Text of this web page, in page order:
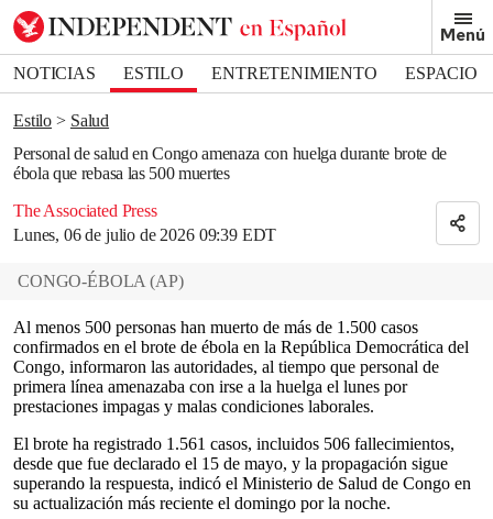
Menú
NOTICIAS ESTILO ENTRETENIMIENTO
ESPACIO
DEPORTES
Estilo
Salud
Personal de salud en Congo amenaza con huelga durante brote de
ébola que rebasa las 500 muertes
The Associated Press
Lunes, 06 de julio de 2026 09:39 EDT
Bookmark popover
Removed from bookmarks
Close popover
CONGO-ÉBOLA (AP)
Al menos 500 personas han muerto de más de 1.500 casos
confirmados en el brote de ébola en la República Democrática del
Congo, informaron las autoridades, al tiempo que personal de
primera línea amenazaba con irse a la huelga el lunes por
prestaciones impagas y malas condiciones laborales.
El brote ha registrado 1.561 casos, incluidos 506 fallecimientos,
desde que fue declarado el 15 de mayo, y la propagación sigue
superando la respuesta, indicó el Ministerio de Salud de Congo en
su actualización más reciente el domingo por la noche.